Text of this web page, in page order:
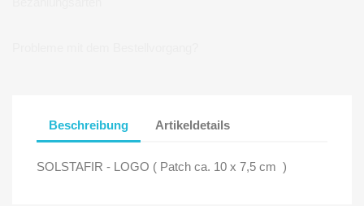
Beschreibung Artikeldetails
SOLSTAFIR - LOGO ( Patch ca. 10 x 7,5 cm )